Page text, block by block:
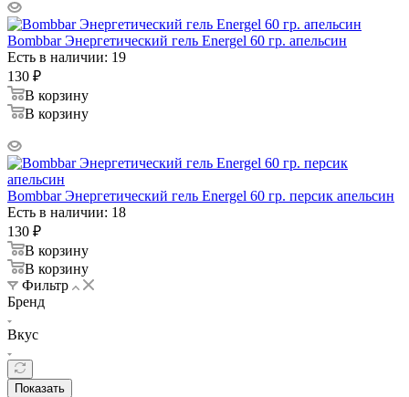
Bombbar Энергетический гель Energel 60 гр. апельсин
Есть в наличии: 19
130 ₽
В корзину
В корзину
Bombbar Энергетический гель Energel 60 гр. персик апельсин
Есть в наличии: 18
130 ₽
В корзину
В корзину
Фильтр
Бренд
Вкус
Показать